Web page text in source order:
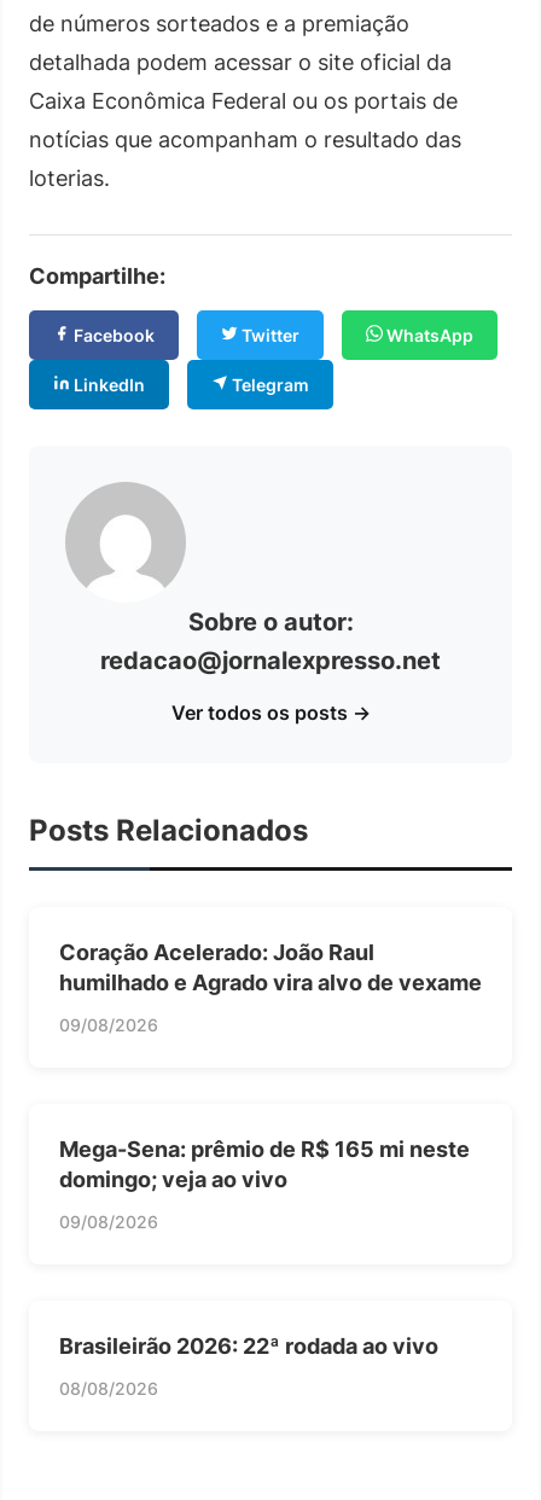
de números sorteados e a premiação
detalhada podem acessar o site oficial da
Caixa Econômica Federal ou os portais de
notícias que acompanham o resultado das
loterias.
Compartilhe:
Facebook Twitter WhatsApp
LinkedIn Telegram
Sobre o autor:
redacao@jornalexpresso.net
Ver todos os posts →
Posts Relacionados
Coração Acelerado: João Raul
humilhado e Agrado vira alvo de vexame
09/08/2026
Mega-Sena: prêmio de R$ 165 mi neste
domingo; veja ao vivo
09/08/2026
Brasileirão 2026: 22ª rodada ao vivo
08/08/2026